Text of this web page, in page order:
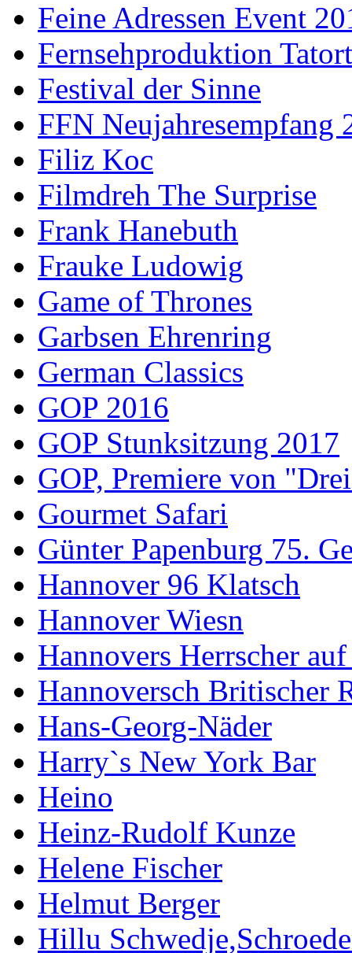
Feine Adressen Event
Fernsehproduktion Tatort
Festival der Sinne
FFN Neujahresempfang
Filiz Koc
Filmdreh The Surprise
Frank Hanebuth
Frauke Ludowig
Game of Thrones
Garbsen Ehrenring
German Classics
GOP 2016
GOP Stunksitzung 2017
GOP, Premiere von
Gourmet Safari
Günter Papenburg 75.
Hannover 96 Klatsch
Hannover Wiesn
Hannovers Herrscher
Hannoversch Britischer
Hans-Georg-Näder
Harry`s New York Bar
Heino
Heinz-Rudolf Kunze
Helene Fischer
Helmut Berger
Hillu